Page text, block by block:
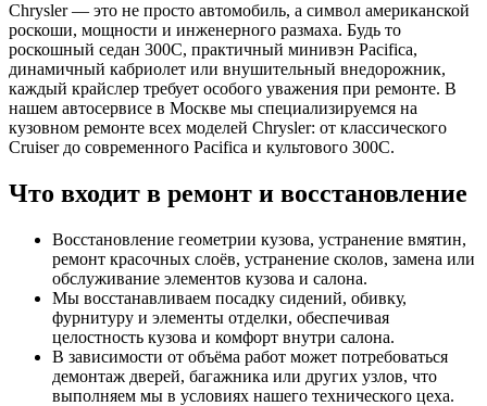
Chrysler — это не просто автомобиль, а символ американской
роскоши, мощности и инженерного размаха. Будь то
роскошный седан 300C, практичный минивэн Pacifica,
динамичный кабриолет или внушительный внедорожник,
каждый крайслер требует особого уважения при ремонте. В
нашем автосервисе в Москве мы специализируемся на
кузовном ремонте всех моделей Chrysler: от классического
Cruiser до современного Pacifica и культового 300C.
Что входит в ремонт и восстановление
Восстановление геометрии кузова, устранение вмятин,
ремонт красочных слоёв, устранение сколов, замена или
обслуживание элементов кузова и салона.
Мы восстанавливаем посадку сидений, обивку,
фурнитуру и элементы отделки, обеспечивая
целостность кузова и комфорт внутри салона.
В зависимости от объёма работ может потребоваться
демонтаж дверей, багажника или других узлов, что
выполняем мы в условиях нашего технического цеха.